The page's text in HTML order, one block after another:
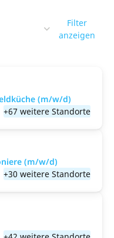
Filter
anzeigen
(m/w/d)
+67 weitere Standorte
(m/w/d)
+30 weitere Standorte